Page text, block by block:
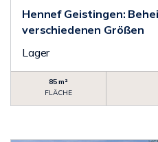
Hennef Geistingen:
verschiedenen Größen
Lager
85 m²
FLÄCHE